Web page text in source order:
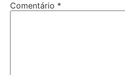
Comentário *